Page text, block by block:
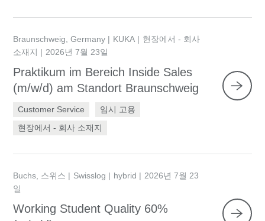
Braunschweig, Germany KUKA
현장에서 - 회사
소재지
2026년 7월 23일
Praktikum im Bereich Inside Sales
(m/w/d) am Standort Braunschweig
Customer Service
임시 고용
현장에서 - 회사 소재지
Buchs, 스위스 Swisslog hybrid
2026년 7월 23
일
Working Student Quality 60%